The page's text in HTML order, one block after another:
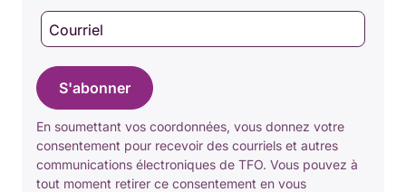
Courriel
S'abonner
En soumettant vos coordonnées, vous donnez votre
consentement pour recevoir des courriels et autres
communications électroniques de TFO. Vous pouvez à
tout moment retirer ce consentement en vous